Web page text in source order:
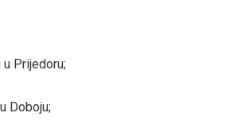
Prijedoru;
Doboju;